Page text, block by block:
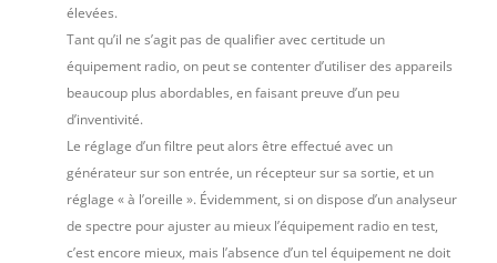
élevées.
Tant qu’il ne s’agit pas de qualifier avec certitude un
équipement radio, on peut se contenter d’utiliser des appareils
beaucoup plus abordables, en faisant preuve d’un peu
d’inventivité.
Le réglage d’un filtre peut alors être effectué avec un
générateur sur son entrée, un récepteur sur sa sortie, et un
réglage « à l’oreille ». Évidemment, si on dispose d’un analyseur
de spectre pour ajuster au mieux l’équipement radio en test,
c’est encore mieux, mais l’absence d’un tel équipement ne doit